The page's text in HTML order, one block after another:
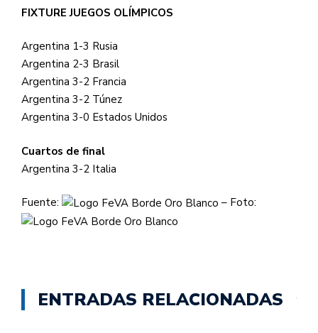
FIXTURE JUEGOS OLÍMPICOS
Argentina 1-3 Rusia
Argentina 2-3 Brasil
Argentina 3-2 Francia
Argentina 3-2 Túnez
Argentina 3-0 Estados Unidos
Cuartos de final
Argentina 3-2 Italia
Fuente: – Foto:
ENTRADAS RELACIONADAS